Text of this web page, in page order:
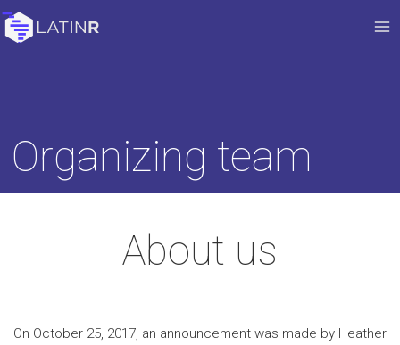
Organizing team
About us
On October 25, 2017, an announcement was made by Heather